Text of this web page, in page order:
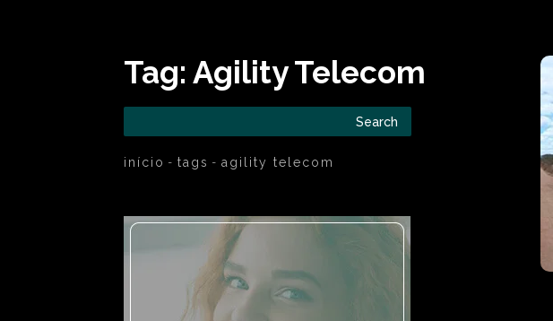
Tag: Agility Telecom
Search
início tags agility telecom